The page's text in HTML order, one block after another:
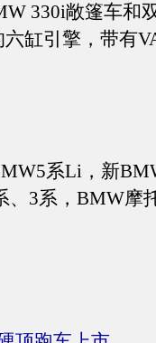
330i敞篷车和
缸引擎，带有
系Li，新
系、3系，